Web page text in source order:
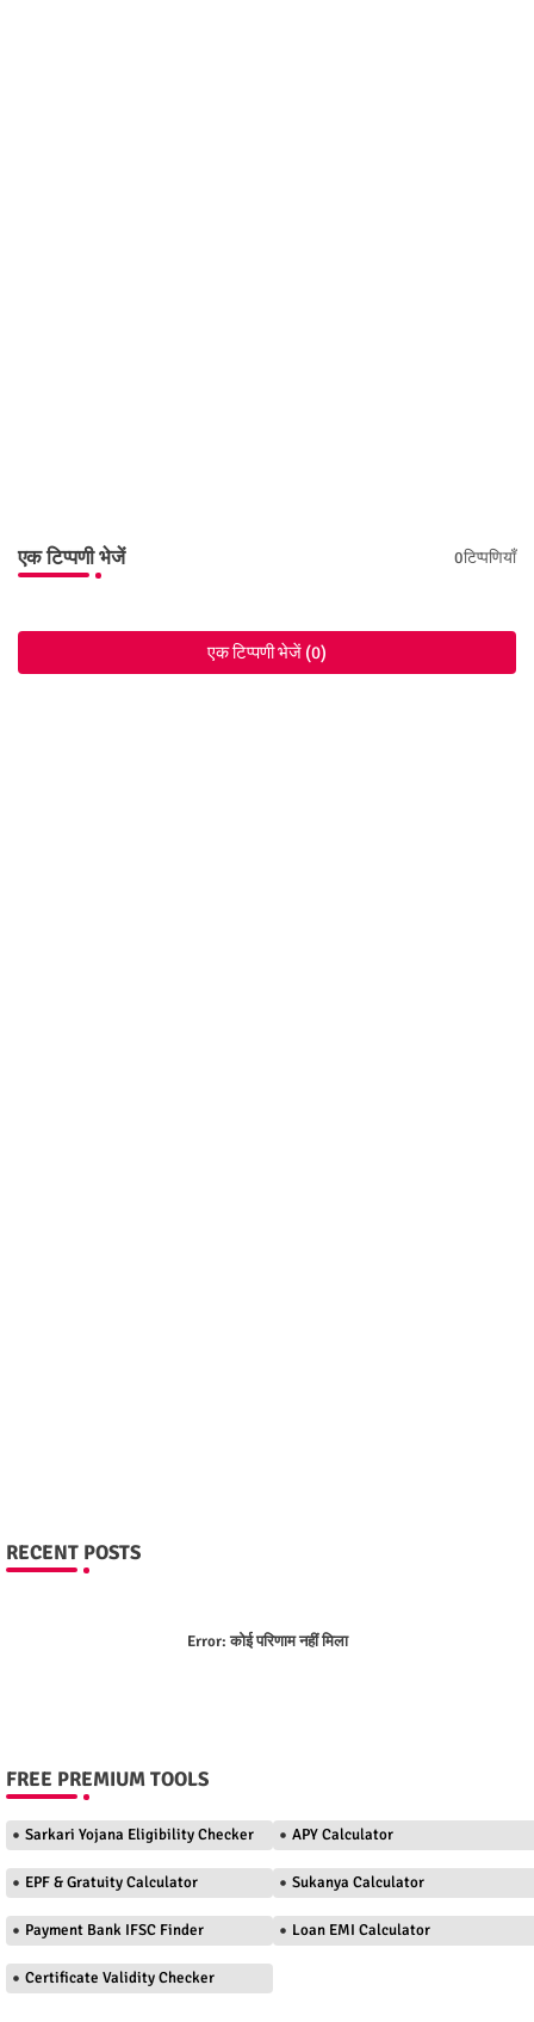
एक टिप्पणी भेजें 0टिप्पणियाँ
एक टिप्पणी भेजें (0)
RECENT POSTS
Error:कोई परिणाम नहीं मिला
FREE PREMIUM TOOLS
Sarkari Yojana Eligibility Checker APY Calculator
EPF & Gratuity Calculator Sukanya Calculator
Payment Bank IFSC Finder Loan EMI Calculator
Certificate Validity Checker